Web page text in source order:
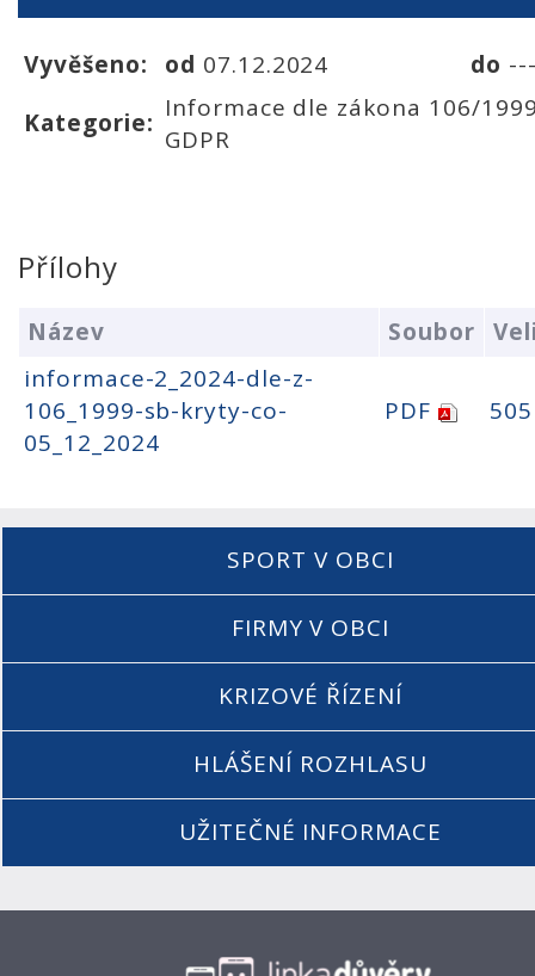
Vyvěšeno: od 07.12.2024 do
Kategorie: Informace dle zákona 106/
GDPR
Přílohy
Název Soubor
informace-2_2024-dle-z-
106_1999-sb-kryty-co-
05_12_2024
PDF
SPORT V OBCI
FIRMY V OBCI
KRIZOVÉ ŘÍZENÍ
HLÁŠENÍ ROZHLASU
UŽITEČNÉ INFORMACE